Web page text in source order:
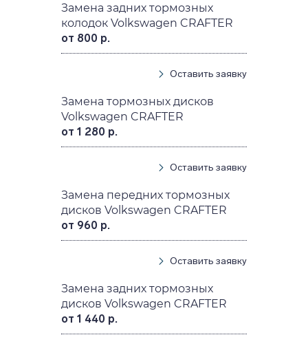
Замена задних тормозных
колодок Volkswagen CRAFTER
от 800 р.
Оставить заявку
Замена тормозных дисков
Volkswagen CRAFTER
от 1 280 р.
Оставить заявку
Замена передних тормозных
дисков Volkswagen CRAFTER
от 960 р.
Оставить заявку
Замена задних тормозных
дисков Volkswagen CRAFTER
от 1 440 р.